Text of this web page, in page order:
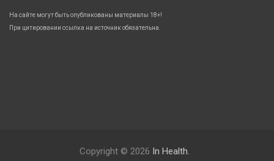
На сайте могут быть опубликованы материалы 18+!
При цитировании ссылка на источник обязательна.
Copyright © 2026 In Health.